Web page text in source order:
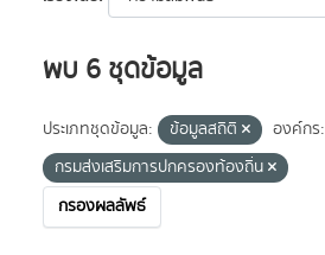
พบ 6 ชุดข้อมูล
ประเภทชุดข้อมูล: ข้อมูลสถิติ
องค์กร:
กรมส่งเสริมการปกครองท้องถิ่น
กรองผลลัพธ์